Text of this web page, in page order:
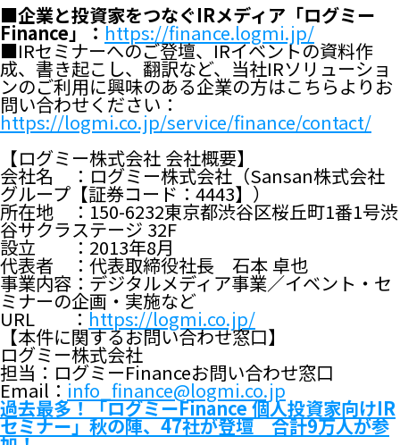
■企業と投資家をつなぐIRメディア「ログミー
Finance」：https://finance.logmi.jp/
■IRセミナーへのご登壇、IRイベントの資料作
成、書き起こし、翻訳など、当社IRソリューショ
ンのご利用に興味のある企業の方はこちらよりお
問い合わせください：
https://logmi.co.jp/service/finance/contact/
【ログミー株式会社 会社概要】
会社名 ：ログミー株式会社（Sansan株式会社
グループ【証券コード：4443】）
所在地 ：150-6232東京都渋谷区桜丘町1番1号渋
谷サクラステージ 32F
設立 ：2013年8月
代表者 ：代表取締役社長 石本 卓也
事業内容：デジタルメディア事業／イベント・セ
ミナーの企画・実施など
URL ： https://logmi.co.jp/
【本件に関するお問い合わせ窓口】
ログミー株式会社
担当：ログミーFinanceお問い合わせ窓口
Email： info_finance@logmi.co.jp
過去最多！「ログミーFinance 個人投資家向けIR
セミナー」秋の陣、47社が登壇 合計9万人が参